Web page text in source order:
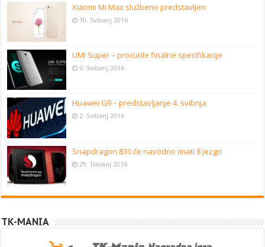
Xiaomi Mi Max službeno predstavljen
10. Svibanj 2016
UMi Super – procurile finalne specifikacije
6. Svibanj 2016
Huawei G9 – predstavljanje 4. svibnja
2. Svibanj 2016
Snapdragon 830 će navodno imati 8 jezgri
29. Travanj 2016
TK-MANIA